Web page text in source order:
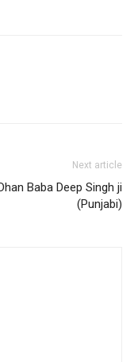
Next article
Baba Deep Singh ji
(Punjabi)